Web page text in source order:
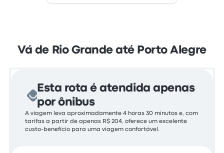
Vá de Rio Grande até Porto Alegre
Esta rota é atendida apenas
por ônibus
A viagem leva aproximadamente 4 horas 30 minutos e, com
tarifas a partir de apenas R$ 204, oferece um excelente
custo-benefício para uma viagem confortável.